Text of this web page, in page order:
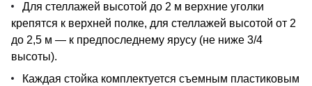
Для стеллажей высотой до 2 м верхние уголки
крепятся к верхней полке, для стеллажей высотой от 2
до 2,5 м — к предпоследнему ярусу (не ниже 3/4
высоты).
Каждая стойка комплектуется съемным пластиковым